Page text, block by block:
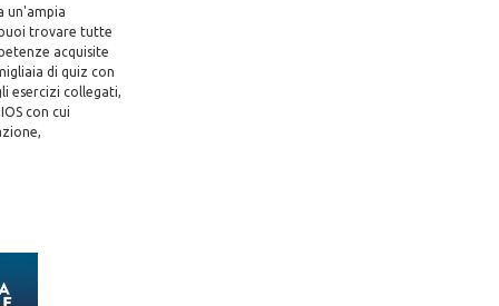
un'ampia
trovare tutte
acquisite
di quiz con
esercizi collegati,
con cui